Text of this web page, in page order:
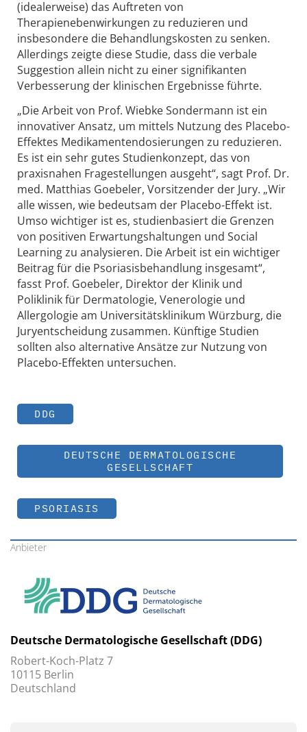
(idealerweise) das Auftreten von
Therapienebenwirkungen zu reduzieren und
insbesondere die Behandlungskosten zu senken.
Allerdings zeigte diese Studie, dass die verbale
Suggestion allein nicht zu einer signifikanten
Verbesserung der klinischen Ergebnisse führte.
„Die Arbeit von Prof. Wiebke Sondermann ist ein
innovativer Ansatz, um mittels Nutzung des Placebo-
Effektes Medikamentendosierungen zu reduzieren.
Es ist ein sehr gutes Studienkonzept, das von
praxisnahen Fragestellungen ausgeht“, sagt Prof. Dr.
med. Matthias Goebeler, Vorsitzender der Jury. „Wir
alle wissen, wie bedeutsam der Placebo-Effekt ist.
Umso wichtiger ist es, studienbasiert die Grenzen
von positiven Erwartungshaltungen und Social
Learning zu analysieren. Die Arbeit ist ein wichtiger
Beitrag für die Psoriasisbehandlung insgesamt“,
fasst Prof. Goebeler, Direktor der Klinik und
Poliklinik für Dermatologie, Venerologie und
Allergologie am Universitätsklinikum Würzburg, die
Juryentscheidung zusammen. Künftige Studien
sollten also alternative Ansätze zur Nutzung von
Placebo-Effekten untersuchen.
DDG
DEUTSCHE DERMATOLOGISCHE
GESELLSCHAFT
PSORIASIS
Anbieter
Deutsche Dermatologische Gesellschaft (DDG)
Robert-Koch-Platz 7
10115 Berlin
Deutschland